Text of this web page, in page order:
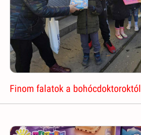
Finom falatok a bohócdoktoroktól